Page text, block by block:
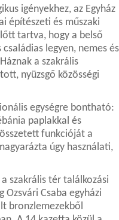
igényekhez, az Egyház
építészeti és műszaki
tartva, hogy a belső
legyen, nemes és
a szakrális
nyüzsgő közösségi
egységre bontható:
paplakkal és
funkcióját a
úgy használati,
szakrális tér találkozási
Csaba egyházi
bronzlemezekből